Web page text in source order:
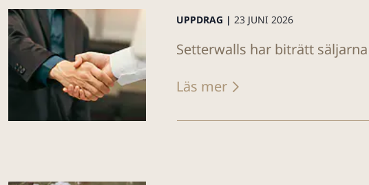
UPPDRAG | 23 JUNI 2026
Setterwalls har biträtt
Läs mer